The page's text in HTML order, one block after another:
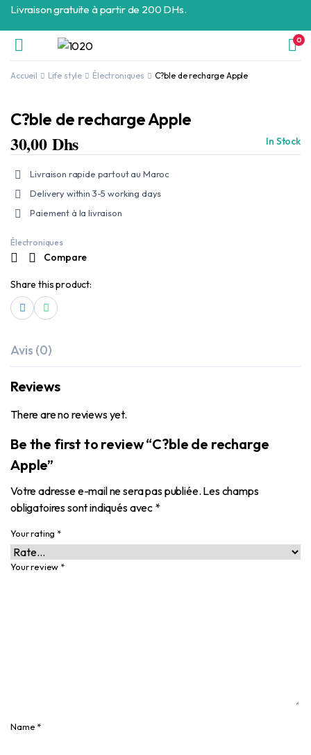
Livraison gratuite à partir de 200 DHs.
0
Accueil Life style Électroniques C?ble de recharge Apple
C?ble de recharge Apple
30,00Dhs In Stock
Livraison rapide partout au Maroc
Delivery within 3-5 working days
Paiement à la livraison
Électroniques
Compare
Share this product:
Avis (0)
Reviews
There are no reviews yet.
Be the first to review “C?ble de recharge
Apple”
Votre adresse e-mail ne sera pas publiée. Les champs
obligatoires sont indiqués avec *
Your rating *
Your review *
Name *